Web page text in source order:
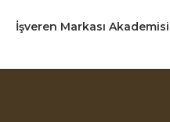
İşveren Markası Akademisi